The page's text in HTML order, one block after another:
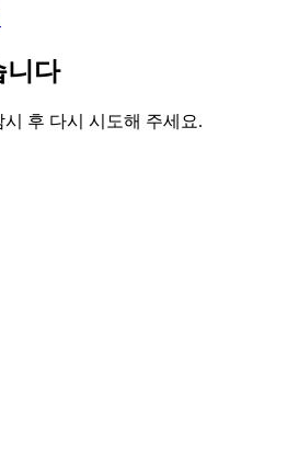
니다
후 다시 시도해 주세요.